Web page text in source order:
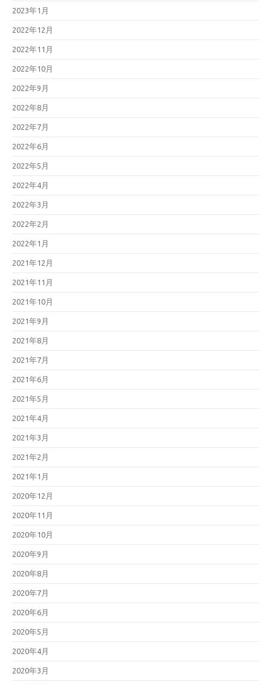
2023年1月
2022年12月
2022年11月
2022年10月
2022年9月
2022年8月
2022年7月
2022年6月
2022年5月
2022年4月
2022年3月
2022年2月
2022年1月
2021年12月
2021年11月
2021年10月
2021年9月
2021年8月
2021年7月
2021年6月
2021年5月
2021年4月
2021年3月
2021年2月
2021年1月
2020年12月
2020年11月
2020年10月
2020年9月
2020年8月
2020年7月
2020年6月
2020年5月
2020年4月
2020年3月